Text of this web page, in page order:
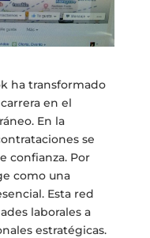
ha transformado
en el
En la
se
confianza. Por
como una
Esta red
laborales a
estratégicas.